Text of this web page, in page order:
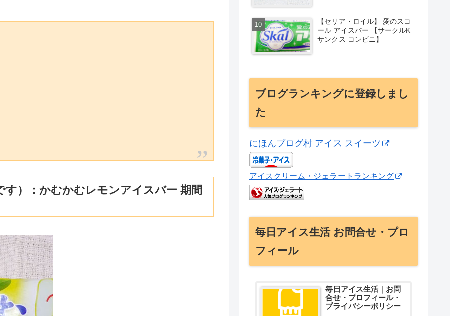
）：かむかむレモンアイスバー 期間
【セリア・ロイル】 愛のスコ
ール アイスバー 【サークルK
サンクス コンビニ】
ブログランキングに登録しまし
た
にほんブログ村 アイス スイーツ
アイスクリーム・ジェラートランキング
毎日アイス生活 お問合せ・プロ
フィール
毎日アイス生活｜お問
合せ・プロフィール・
プライバシーポリシー